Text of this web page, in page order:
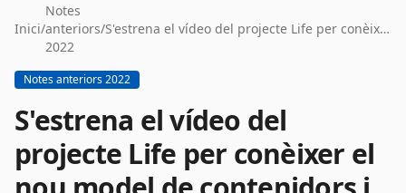
Inici/
Notes
anteriors
2022
/ S'estrena el vídeo del projecte Life per conèixer el nou model de contenidors i millorar la recollida selectiva a Sant Just
Notes anteriors 2022
S'estrena el vídeo del
projecte Life per conèixer el